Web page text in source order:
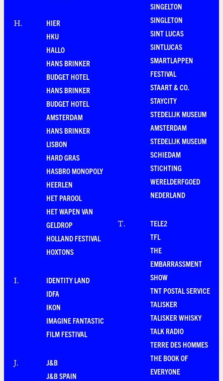
H.
HIER
HKU
HALLO
HANS BRINKER
BUDGET HOTEL
HANS BRINKER
BUDGET HOTEL
AMSTERDAM
HANS BRINKER
LISBON
HARD GRAS
HASBRO MONOPOLY
HEERLEN
HET PAROOL
HET WAPEN VAN
GELDROP
HOLLAND FESTIVAL
HOXTONS
I.
IDENTITY LAND
IDFA
IKON
IMAGINE FANTASTIC
FILM FESTIVAL
J.
J&B
J&B SPAIN
SINGELTON
SINGLETON
SINT LUCAS
SINTLUCAS
SMARTLAPPEN
FESTIVAL
STAART & CO.
STAYCITY
STEDELIJK MUSEUM
AMSTERDAM
STEDELIJK MUSEUM
SCHIEDAM
STICHTING
WERELDERFGOED
NEDERLAND
T.
TELE2
TFL
THE
EMBARRASSMENT
SHOW
TNT POSTAL SERVICE
TALISKER
TALISKER WHISKY
TALK RADIO
TERRE DES HOMMES
THE BOOK OF
EVERYONE